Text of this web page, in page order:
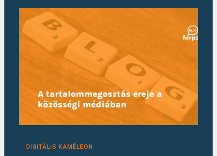
DIGITÁLIS KAMÉLEON